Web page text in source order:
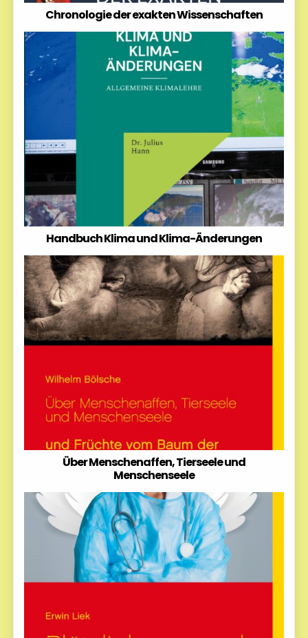
Chronologie der exakten Wissenschaften
Handbuch Klima und Klima-Änderungen
Über Menschenaffen, Tierseele und
Menschenseele